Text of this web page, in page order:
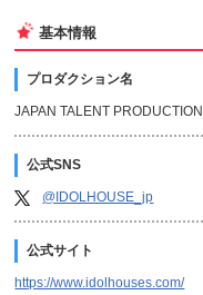
基本情報
プロダクション名
JAPAN TALENT PRODUCTION
公式SNS
@IDOLHOUSE_jp
公式サイト
https://www.idolhouses.com/